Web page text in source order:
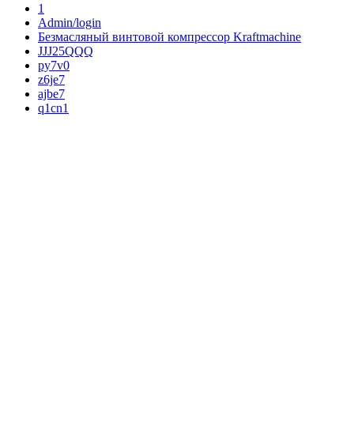
1
Admin/login
Безмасляный винтовой компрессор Kraftmaсhine
JJJ25QQQ
py7v0
z6je7
ajbe7
q1cn1